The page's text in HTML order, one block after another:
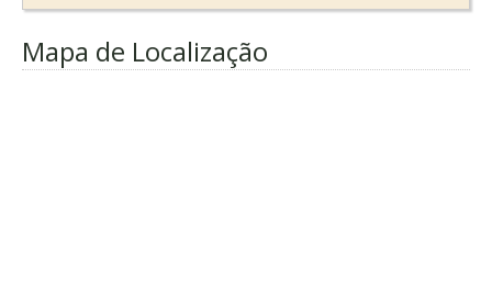
Mapa de Localização